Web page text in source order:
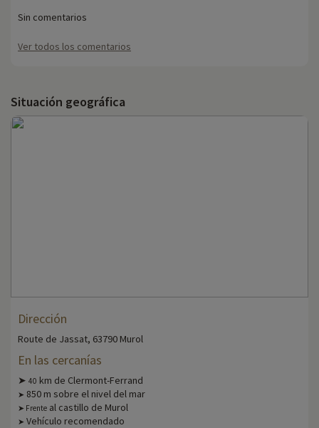
Sin comentarios
Ver todos los comentarios
Situación geográfica
Dirección
Route de Jassat, 63790 Murol
En las cercanías
➤ 40 km de Clermont-Ferrand
➤ 850 m sobre el nivel del mar
➤ Frente al castillo de Murol
➤ Vehículo recomendado